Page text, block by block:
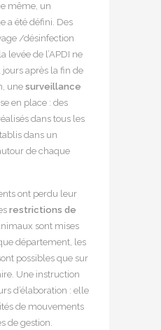
même, un
a été défini. Des
/désinfection
levée de l’APDI ne
jours après la fin de
une surveillance
en place : des
dans tous les
dans un
de chaque
ont perdu leur
restrictions de
sont mises
département, les
possibles que sur
Une instruction
d’élaboration : elle
de mouvements
de gestion.